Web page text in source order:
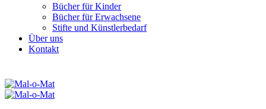
Bücher für Kinder
Bücher für Erwachsene
Stifte und Künstlerbedarf
Über uns
Kontakt